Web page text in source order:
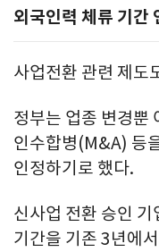
외국인력 체류 기
사업전환 관련 제도
정부는 업종 변경뿐
인수합병(M&A) 등
인정하기로 했다.
신사업 전환 승인
기간을 기존 3년에